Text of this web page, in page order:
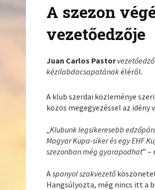
A szezon
vezetőedzője
Juan Carlos Pastor
kézilabdacsapatánakéléről.
A klub szerdai közleménye
közös megegyezéssel az idény
„Klubunk legsikeresebb
Magyar Kupa-siker és egy EHF
szezonban még gyarapodhat”
Aspanyol szakvezető
Hangsúlyozta, még nincs itt a